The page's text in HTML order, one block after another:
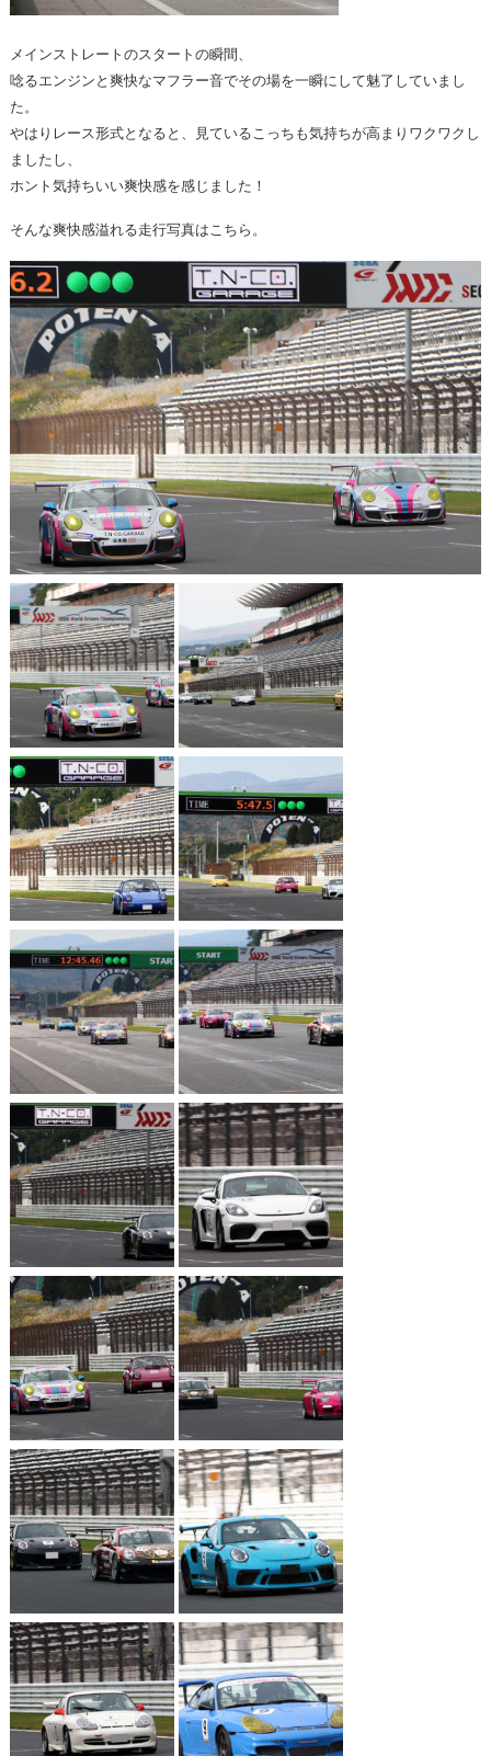
メインストレートのスタートの瞬間、
唸るエンジンと爽快なマフラー音でその場を一瞬にして魅了していまし
た。
やはりレース形式となると、見ているこっちも気持ちが高まりワクワクし
ましたし、
ホント気持ちいい爽快感を感じました！
そんな爽快感溢れる走行写真はこちら。